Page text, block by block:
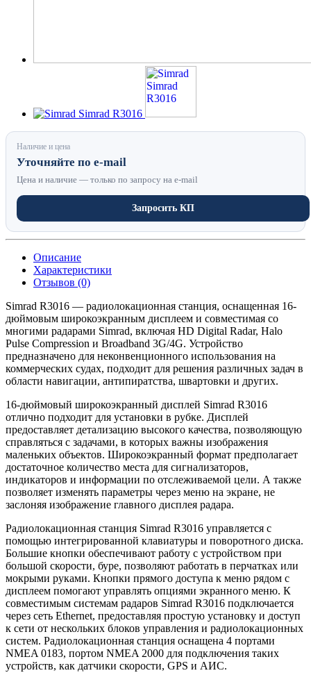
Наличие и цена
Уточняйте по e-mail
Цена и наличие — только по запросу на e-mail
Запросить КП
Описание
Характеристики
Отзывов (0)
Simrad R3016 — радиолокационная станция, оснащенная 16-
дюймовым широкоэкранным дисплеем и совместимая со
многими радарами Simrad, включая HD Digital Radar, Halo
Pulse Compression и Broadband 3G/4G. Устройство
предназначено для неконвенционного использования на
коммерческих судах, подходит для решения различных задач в
области навигации, антипиратства, швартовки и других.
16-дюймовый широкоэкранный дисплей Simrad R3016
отлично подходит для установки в рубке. Дисплей
предоставляет детализацию высокого качества, позволяющую
справляться с задачами, в которых важны изображения
маленьких объектов. Широкоэкранный формат предполагает
достаточное количество места для сигнализаторов,
индикаторов и информации по отслеживаемой цели. А также
позволяет изменять параметры через меню на экране, не
заслоняя изображение главного дисплея радара.
Радиолокационная станция Simrad R3016 управляется с
помощью интегрированной клавиатуры и поворотного диска.
Большие кнопки обеспечивают работу с устройством при
большой скорости, буре, позволяют работать в перчатках или
мокрыми руками. Кнопки прямого доступа к меню рядом с
дисплеем помогают управлять опциями экранного меню. К
совместимым системам радаров Simrad R3016 подключается
через сеть Ethernet, предоставляя простую установку и доступ
к сети от нескольких блоков управления и радиолокационных
систем. Радиолокационная станция оснащена 4 портами
NMEA 0183, портом NMEA 2000 для подключения таких
устройств, как датчики скорости, GPS и АИС.